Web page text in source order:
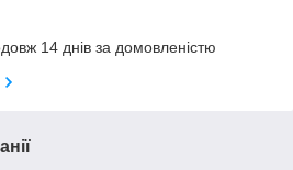
14 днів за домовленістю